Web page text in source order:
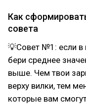
Как
совета
💡Совет №1: если в
бери среднее
выше. Чем твои
верху вилки, тем
которые вам